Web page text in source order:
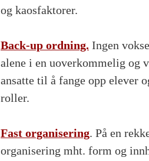
og kaosfaktorer.
Back-up ordning. Ingen
alene i en uoverkommelig og
ansatte til å fange opp elever
roller.
Fast organisering. På en
organisering mht. form og